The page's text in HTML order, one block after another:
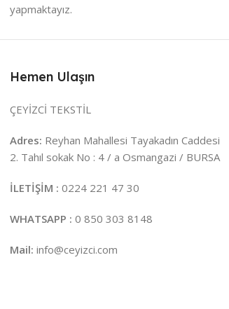
yapmaktayız.
Hemen Ulaşın
ÇEYİZCİ TEKSTİL
Adres: Reyhan Mahallesi Tayakadın Caddesi
2. Tahıl sokak No : 4 / a Osmangazi / BURSA
İLETİŞİM : 0224 221 47 30
WHATSAPP : 0 850 303 8148
Mail: info@ceyizci.com